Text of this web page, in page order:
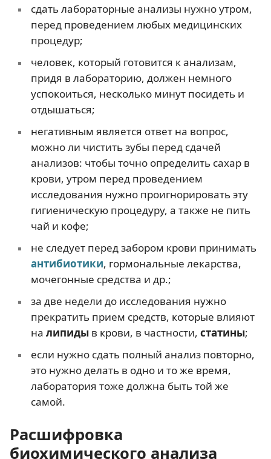
сдать лабораторные анализы нужно утром,
перед проведением любых медицинских
процедур;
человек, который готовится к анализам,
придя в лабораторию, должен немного
успокоиться, несколько минут посидеть и
отдышаться;
негативным является ответ на вопрос,
можно ли чистить зубы перед сдачей
анализов: чтобы точно определить сахар в
крови, утром перед проведением
исследования нужно проигнорировать эту
гигиеническую процедуру, а также не пить
чай и кофе;
не следует перед забором крови принимать
антибиотики, гормональные лекарства,
мочегонные средства и др.;
за две недели до исследования нужно
прекратить прием средств, которые влияют
на липиды в крови, в частности, статины;
если нужно сдать полный анализ повторно,
это нужно делать в одно и то же время,
лаборатория тоже должна быть той же
самой.
Расшифровка
биохимического анализа